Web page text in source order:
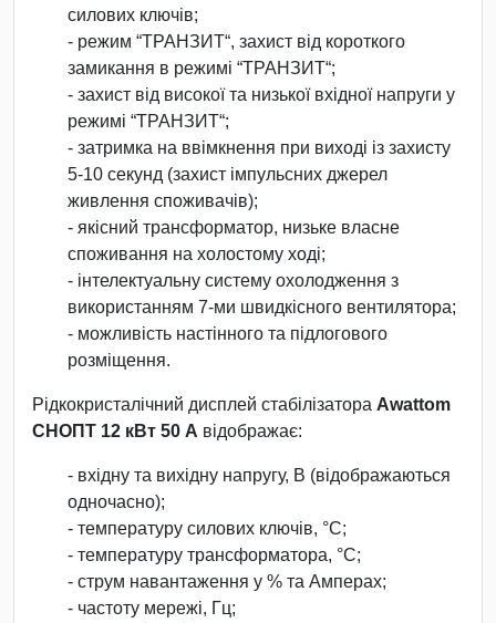
силових ключів;
- режим “ТРАНЗИТ“, захист від короткого
замикання в режимі “ТРАНЗИТ“;
- захист від високої та низької вхідної напруги у
режимі “ТРАНЗИТ“;
- затримка на ввімкнення при виході із захисту
5-10 секунд (захист імпульсних джерел
живлення споживачів);
- якісний трансформатор, низьке власне
споживання на холостому ході;
- інтелектуальну систему охолодження з
використанням 7-ми швидкісного вентилятора;
- можливість настінного та підлогового
розміщення.
Рідкокристалічний дисплей стабілізатора Awattom
СНОПТ 12 кВт 50 А відображає:
- вхідну та вихідну напругу, В (відображаються
одночасно);
- температуру силових ключів, °С;
- температуру трансформатора, °С;
- струм навантаження у % та Амперах;
- частоту мережі, Гц;